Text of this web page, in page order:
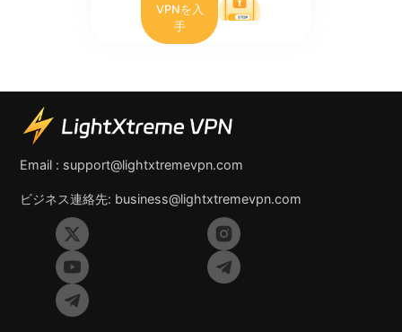
VPNを入
手
Email : support@lightxtremevpn.com
ビジネス連絡先: business@lightxtremevpn.com